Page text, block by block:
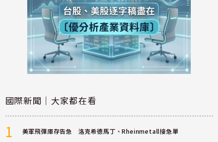
國際新聞｜大家都在看
1 美軍飛彈庫存告急 洛克希德馬丁、Rheinmetall接急單